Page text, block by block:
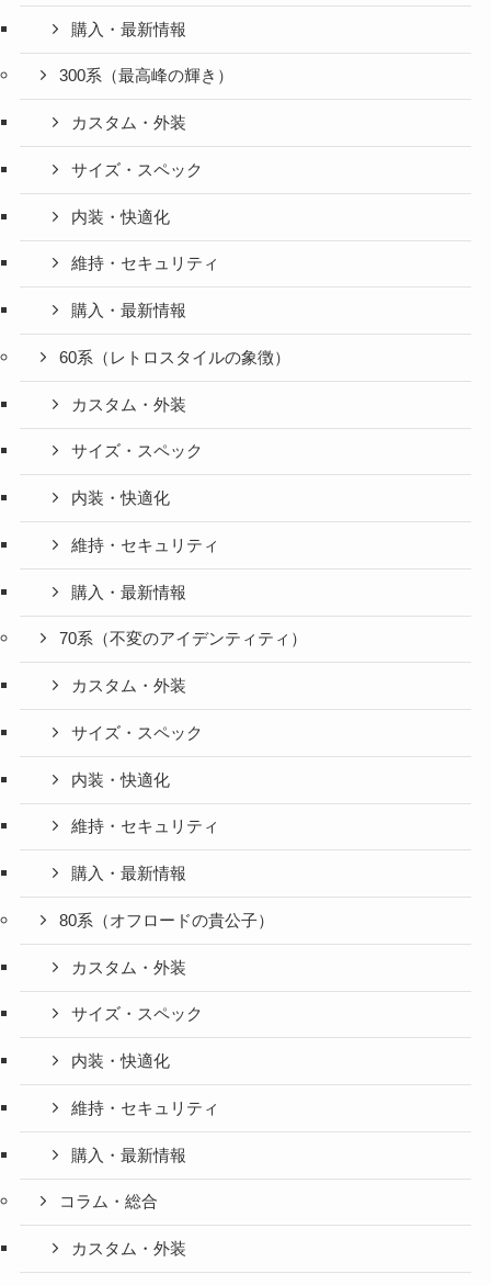
購入・最新情報
300系（最高峰の輝き）
カスタム・外装
サイズ・スペック
内装・快適化
維持・セキュリティ
購入・最新情報
60系（レトロスタイルの象徴）
カスタム・外装
サイズ・スペック
内装・快適化
維持・セキュリティ
購入・最新情報
70系（不変のアイデンティティ）
カスタム・外装
サイズ・スペック
内装・快適化
維持・セキュリティ
購入・最新情報
80系（オフロードの貴公子）
カスタム・外装
サイズ・スペック
内装・快適化
維持・セキュリティ
購入・最新情報
コラム・総合
カスタム・外装